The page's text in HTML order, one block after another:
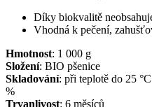
Díky biokvalitě
Vhodná k pečení,
Hmotnost: 1 000 g
Složení: BIO pšenice
Skladování: při teplotě do 25
%
Trvanlivost: 6 měsíců